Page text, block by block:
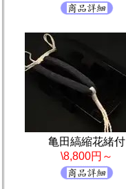
亀田縞縮花緒付
\8,800円～